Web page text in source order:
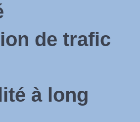
de trafic
à long